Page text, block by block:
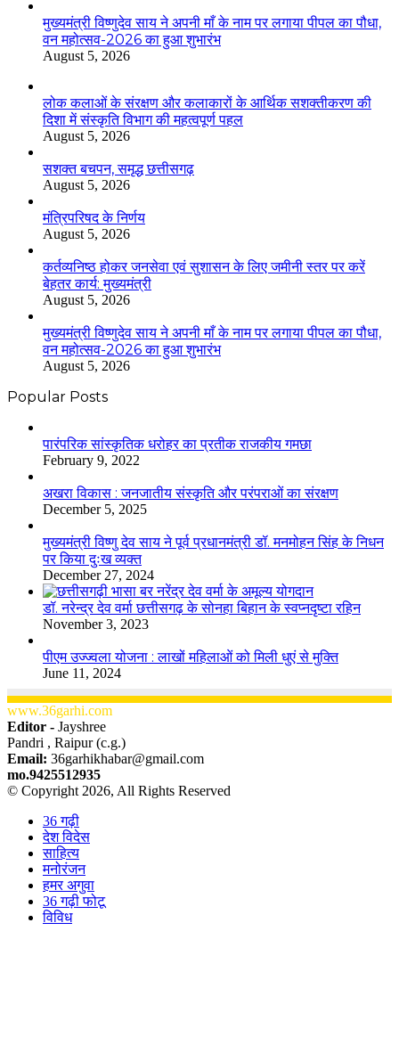
मुख्यमंत्री विष्णुदेव साय ने अपनी माँ के नाम पर लगाया पीपल का पौधा,
वन महोत्सव-2026 का हुआ शुभारंभ
August 5, 2026
लोक कलाओं के संरक्षण और कलाकारों के आर्थिक सशक्तीकरण की
दिशा में संस्कृति विभाग की महत्वपूर्ण पहल
August 5, 2026
सशक्त बचपन, समृद्ध छत्तीसगढ़
August 5, 2026
मंत्रिपरिषद के निर्णय
August 5, 2026
कर्तव्यनिष्ठ होकर जनसेवा एवं सुशासन के लिए जमीनी स्तर पर करें
बेहतर कार्य: मुख्यमंत्री
August 5, 2026
मुख्यमंत्री विष्णुदेव साय ने अपनी माँ के नाम पर लगाया पीपल का पौधा,
वन महोत्सव-2026 का हुआ शुभारंभ
August 5, 2026
Popular Posts
​​​​​​​पारंपरिक सांस्कृतिक धरोहर का प्रतीक राजकीय गमछा
February 9, 2022
अखरा विकास : जनजातीय संस्कृति और परंपराओं का संरक्षण
December 5, 2025
मुख्यमंत्री विष्णु देव साय ने पूर्व प्रधानमंत्री डॉ. मनमोहन सिंह के निधन
पर किया दुःख व्यक्त
December 27, 2024
डॉ. नरेन्द्र देव वर्मा छत्तीसगढ़ के सोनहा बिहान के स्वप्नदृष्टा रहिन
November 3, 2023
पीएम उज्ज्वला योजना : लाखों महिलाओं को मिली धुएं से मुक्ति
June 11, 2024
www.36garhi.com
Editor - Jayshree
Pandri , Raipur (c.g.)
Email: 36garhikhabar@gmail.com
mo.9425512935
© Copyright 2026, All Rights Reserved
36 गढ़ी
देश विदेस
साहित्य
मनोरंजन
हमर अगुवा
36 गढ़ी फोटू
विविध